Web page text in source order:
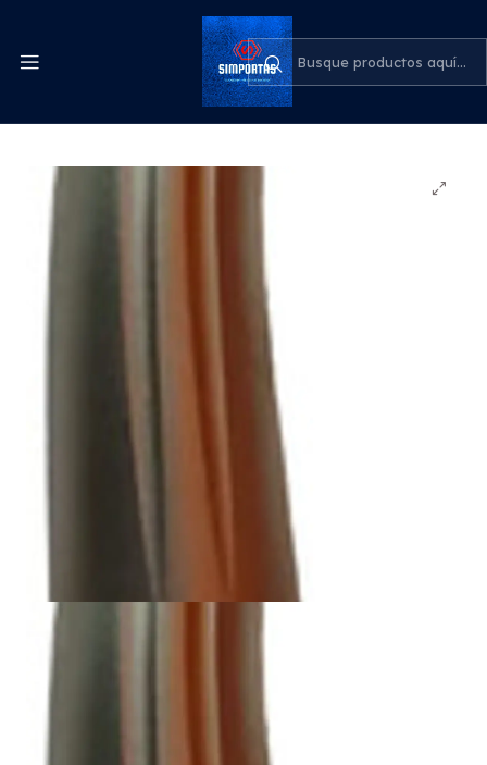
Despachos express a todo el país
Inicio Odontología
Turbina Panamax Plus Nsk, Alta Velocidad 8 Spray
Santiago